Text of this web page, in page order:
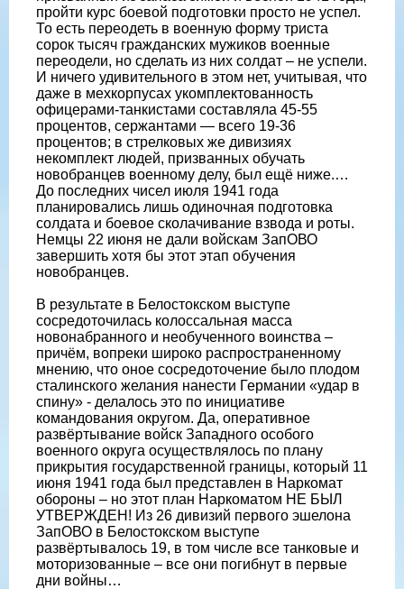
пройти курс боевой подготовки просто не успел.
То есть переодеть в военную форму триста
сорок тысяч гражданских мужиков военные
переодели, но сделать из них солдат – не успели.
И ничего удивительного в этом нет, учитывая, что
даже в мехкорпусах укомплектованность
офицерами-танкистами составляла 45-55
процентов, сержантами — всего 19-36
процентов; в стрелковых же дивизиях
некомплект людей, призванных обучать
новобранцев военному делу, был ещё ниже.…
До последних чисел июля 1941 года
планировались лишь одиночная подготовка
солдата и боевое сколачивание взвода и роты.
Немцы 22 июня не дали войскам ЗапОВО
завершить хотя бы этот этап обучения
новобранцев.
В результате в Белостокском выступе
сосредоточилась колоссальная масса
новонабранного и необученного воинства –
причём, вопреки широко распространенному
мнению, что оное сосредоточение было плодом
сталинского желания нанести Германии «удар в
спину» - делалось это по инициативе
командования округом. Да, оперативное
развёртывание войск Западного особого
военного округа осуществлялось по плану
прикрытия государственной границы, который 11
июня 1941 года был представлен в Наркомат
обороны – но этот план Наркоматом НЕ БЫЛ
УТВЕРЖДЕН! Из 26 дивизий первого эшелона
ЗапОВО в Белостокском выступе
развёртывалось 19, в том числе все танковые и
моторизованные – все они погибнут в первые
дни войны…